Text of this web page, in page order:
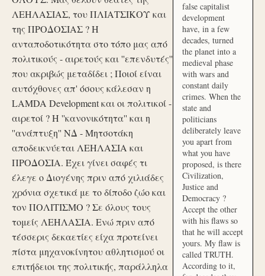
ΛΕΗΛΑΣΙΑΣ, του ΠΛΙΑΤΣΙΚΟΥ και
της ΠΡΟΔΟΣΙΑΣ ? Η
ανταποδοτικότητα στο τόπο μας από
πολιτικούς - αιρετούς και ''επενδυτές''
που ακριβώς μεταδίδει ; Ποιοί είναι
αυτόχθονες απ' όσους κάλεσαν η
LAMDA Development και οι πολιτικοί -
αιρετοί ? Η ''κανονικότητα'' και η
''ανάπτυξη'' ΝΔ - Μητσοτάκη
αποδεικνύεται ΛΕΗΛΑΣΙΑ και
ΠΡΟΔΟΣΙΑ. Έχει γίνει σαφές τι
έλεγε ο Διογένης πριν από χιλιάδες
χρόνια σχετικά με το δίποδο ζώο και
τον ΠΟΛΙΤΙΣΜΟ ? Σε όλους τους
τομείς ΛΕΗΛΑΣΙΑ. Ενώ πριν από
τέσσερις δεκαετίες είχα προτείνει
πίστα μηχανοκίνητου αθλητισμού οι
επιτήδειοι της πολιτικής, παράλληλα
false capitalist
development
have, in a few
decades, turned
the planet into a
medieval phase
with wars and
constant daily
crimes. When the
state and
politicians
deliberately leave
you apart from
what you have
proposed, is there
Civilization,
Justice and
Democracy ?
Accept the other
with his flaws so
that he will accept
yours. My flaw is
called TRUTH.
According to it,